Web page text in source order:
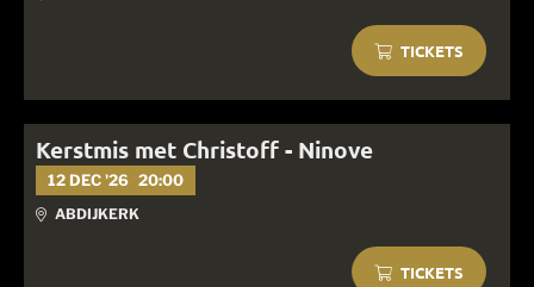
TICKETS
Kerstmis met Christoff - Ninove
12 DEC '26 20:00
ABDIJKERK
TICKETS